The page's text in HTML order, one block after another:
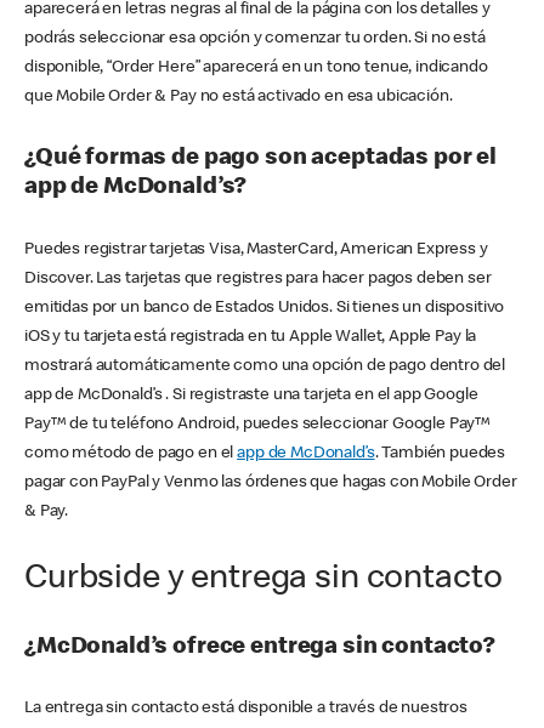
aparecerá en letras negras al final de la página con los detalles y
podrás seleccionar esa opción y comenzar tu orden. Si no está
disponible, “Order Here” aparecerá en un tono tenue, indicando
que Mobile Order & Pay no está activado en esa ubicación.
¿Qué formas de pago son aceptadas por el
app de McDonald’s?
Puedes registrar tarjetas Visa, MasterCard, American Express y
Discover. Las tarjetas que registres para hacer pagos deben ser
emitidas por un banco de Estados Unidos. Si tienes un dispositivo
iOS y tu tarjeta está registrada en tu Apple Wallet, Apple Pay la
mostrará automáticamente como una opción de pago dentro del
app de McDonald’s . Si registraste una tarjeta en el app Google
Pay™ de tu teléfono Android, puedes seleccionar Google Pay™
como método de pago en elapp de McDonald’s. También puedes
pagar con PayPal y Venmo las órdenes que hagas con Mobile Order
& Pay.
Curbside y entrega sin contacto
¿McDonald’s ofrece entrega sin contacto?
La entrega sin contacto está disponible a través de nuestros